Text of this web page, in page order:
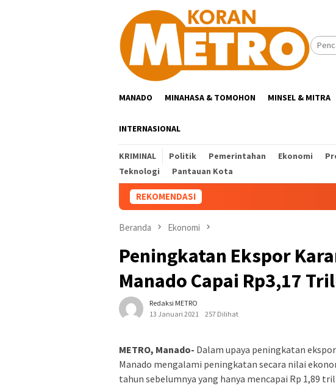
MANADO MINAHASA & TOMOHON MINSEL & MITRA
INTERNASIONAL
KRIMINAL Politik Pemerintahan Ekonomi
Teknologi
Pantauan Kota
REKOMENDASI
Beranda Ekonomi
Peningkatan Ekspor
Manado Capai Rp3,17
Redaksi METRO
13 Januari 2021
257 Dilihat
METRO, Manado- Dalam upaya peningkatan
Manado mengalami peningkatan secara nilai
tahun sebelumnya yang hanya mencapai Rp 1,89